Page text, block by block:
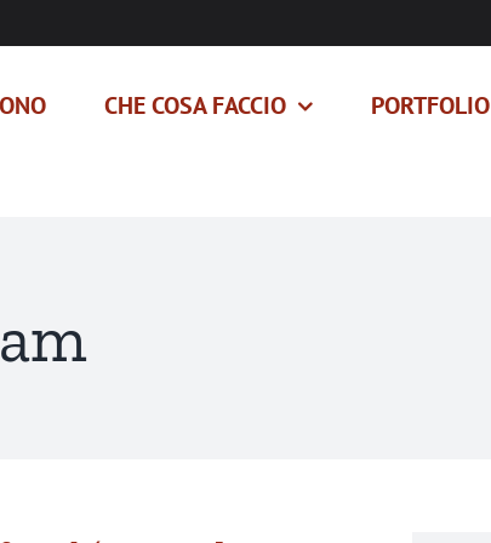
CHE COSA FACCIO PORTFOLIO